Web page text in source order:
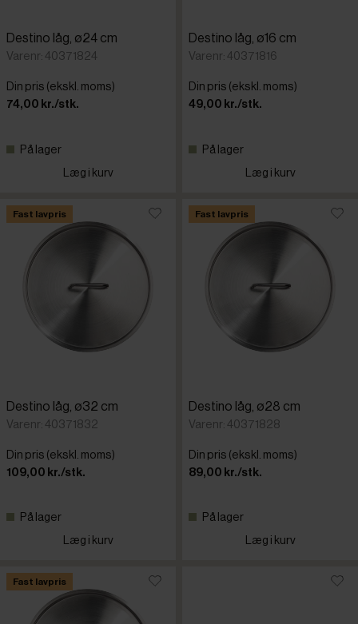
Destino låg, ø24 cm
Varenr: 40371824
Din pris (ekskl. moms)
74,00 kr./stk.
På lager
Læg i kurv
Destino låg, ø16 cm
Varenr: 40371816
Din pris (ekskl. moms)
49,00 kr./stk.
På lager
Læg i kurv
Fast lavpris
Destino låg, ø32 cm
Varenr: 40371832
Din pris (ekskl. moms)
109,00 kr./stk.
På lager
Læg i kurv
Fast lavpris
Destino låg, ø28 cm
Varenr: 40371828
Din pris (ekskl. moms)
89,00 kr./stk.
På lager
Læg i kurv
Fast lavpris